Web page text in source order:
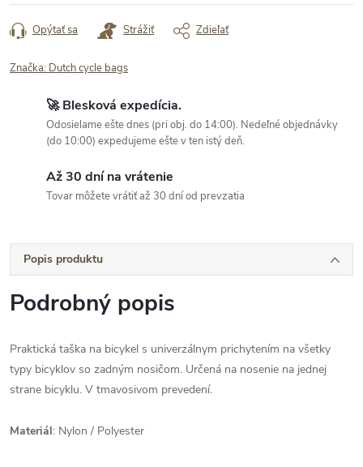
Opýtať sa Strážiť Zdieľať
Značka: Dutch cycle bags
🚀 Blesková expedícia.
Odosielame ešte dnes (pri obj. do 14:00). Nedeľné objednávky
(do 10:00) expedujeme ešte v ten istý deň.
Až 30 dní na vrátenie
Tovar môžete vrátiť až 30 dní od prevzatia
Popis produktu
Podrobný popis
Praktická taška na bicykel s univerzálnym prichytením na všetky
typy bicyklov so zadným nosičom. Určená na nosenie na jednej
strane bicyklu. V tmavosivom prevedení.
Materiál: Nylon / Polyester